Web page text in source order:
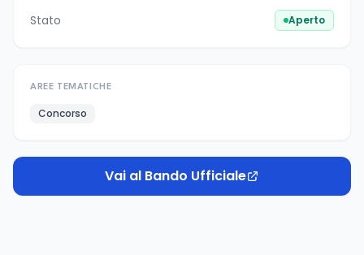
Stato Aperto
AREE TEMATICHE
Concorso
Vai al Bando Ufficiale